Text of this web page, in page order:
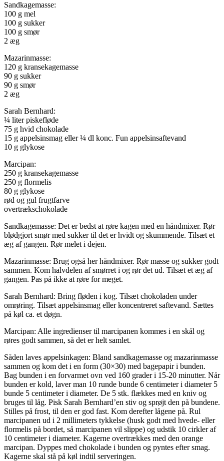
Sandkagemasse:
100 g mel
100 g sukker
100 g smør
2 æg
Mazarinmasse:
120 g kransekagemasse
90 g sukker
90 g smør
2 æg
Sarah Bernhard:
¼ liter piskefløde
75 g hvid chokolade
15 g appelsinsmag eller ¼ dl konc. Fun appelsinsaftevand
10 g glykose
Marcipan:
250 g kransekagemasse
250 g flormelis
80 g glykose
rød og gul frugtfarve
overtrækschokolade
Sandkagemasse: Det er bedst at røre kagen med en håndmixer. Rør
blødgjort smør med sukker til det er hvidt og skummende. Tilsæt et
æg af gangen. Rør melet i dejen.
Mazarinmasse: Brug også her håndmixer. Rør masse og sukker godt
sammen. Kom halvdelen af smørret i og rør det ud. Tilsæt et æg af
gangen. Pas på ikke at røre for meget.
Sarah Bernhard: Bring fløden i kog. Tilsæt chokoladen under
omrøring. Tilsæt appelsinsmag eller koncentreret saftevand. Sættes
på køl ca. et døgn.
Marcipan: Alle ingredienser til marcipanen kommes i en skål og
røres godt sammen, så det er helt samlet.
Såden laves appelsinkagen: Bland sandkagemasse og mazarinmasse
sammen og kom det i en form (30×30) med bagepapir i bunden.
Bag bunden i en forvarmet ovn ved 160 grader i 15-20 minutter. Når
bunden er kold, laver man 10 runde bunde 6 centimeter i diameter 5
bunde 5 centimeter i diameter. De 5 stk. flækkes med en kniv og
bruges til låg. Pisk Sarah Bernhard’en stiv og sprøjt den på bundene.
Stilles på frost, til den er god fast. Kom derefter lågene på. Rul
marcipanen ud i 2 millimeters tykkelse (husk godt med hvede- eller
flormelis på bordet, så marcipanen vil slippe) og udstik 10 cirkler af
10 centimeter i diameter. Kagerne overtrækkes med den orange
marcipan. Dyppes med chokolade i bunden og pyntes efter smag.
Kagerne skal stå på køl indtil serveringen.